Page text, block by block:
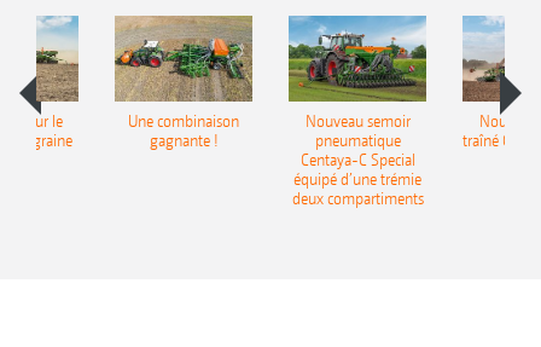
pour le
Une combinaison
gagnante !
Nouveau semoir
pneumatique
Centaya-C Special
équipé d’une trémie
deux compartiments
traîné